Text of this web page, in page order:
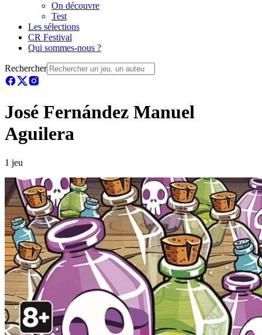
On découvre
Test
Les sélections
CR Festival
Qui sommes-nous ?
Rechercher
José Fernández Manuel
Aguilera
1 jeu